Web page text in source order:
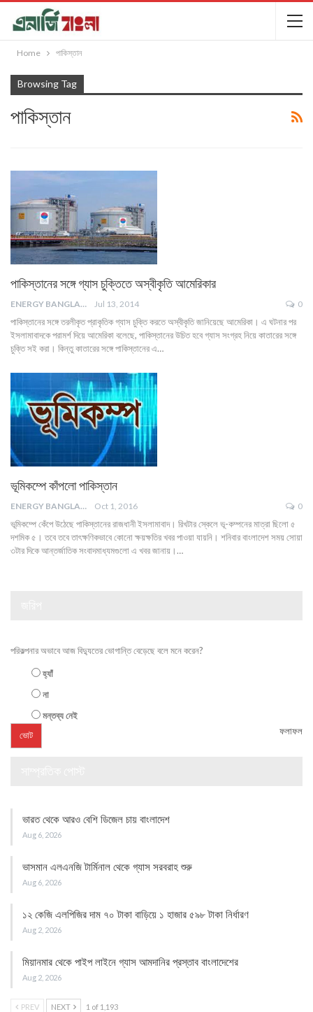
Home পাকিস্তান
Browsing Tag
পাকিস্তান
পাকিস্তানের সঙ্গে গ্যাস চুক্তিতে অস্বীকৃতি আমেরিকার
ENERGY BANGLA Jul 13, 2014 0
পাকিস্তানের সঙ্গে তরলীকৃত প্রাকৃতিক গ্যাস চুক্তি করতে অস্বীকৃতি জানিয়েছে আমেরিকা। এ ঘটনার পর
ইসলামাবাদকে পরামর্শ দিয়ে আমেরিকা বলেছে, পাকিস্তানের উচিত হবে গ্যাস সংগ্রহ নিয়ে কাতারের সঙ্গে
চুক্তি সই করা। কিন্তু কাতারের সঙ্গে পাকিস্তানের এ…
ভূমিকম্পে কাঁপলো পাকিস্তান
ENERGY BANGLA Oct 1, 2016 0
ভূমিকম্পে কেঁপে উঠেছে পাকিস্তানের রাজধানী ইসলামাবাদ। রিখটার স্কেলে ভূ-কম্পনের মাত্রা ছিলো ৫
দশমিক ৫। তবে তবে তাৎক্ষণিকভাবে কোনো ক্ষয়ক্ষতির খবর পাওয়া যায়নি। ‍শনিবার বাংলাদেশ সময় সোয়া
৩টার দিকে আন্তর্জাতিক সংবাদমাধ্যমগুলো এ খবর জানায়।…
পরিকল্পনার অভাবে আজ বিদ্যুতের ভোগান্তি বেড়েছে বলে মনে করেন?
হ্যাঁ
না
মন্তব্য নেই
ফলাফল
ভারত থেকে আরও বেশি ডিজেল চায় বাংলাদেশ
Aug 6, 2026
ভাসমান এলএনজি টার্মিনাল থেকে গ্যাস সরবরাহ শুরু
Aug 6, 2026
১২ কেজি এলপিজির দাম ৭০ টাকা বাড়িয়ে ১ হাজার ৫৯৮ টাকা নির্ধারণ
Aug 2, 2026
মিয়ানমার থেকে পাইপ লাইনে গ্যাস আমদানির প্রস্তাব বাংলাদেশের
Aug 2, 2026
PREV NEXT 1 of 1,193